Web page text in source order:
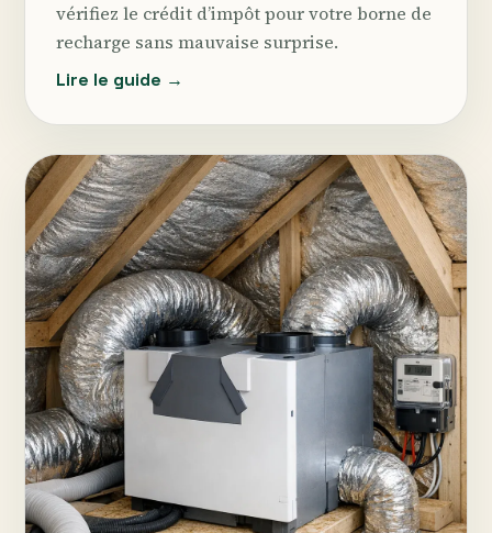
vérifiez le crédit d’impôt pour votre borne de
recharge sans mauvaise surprise.
Lire le guide →